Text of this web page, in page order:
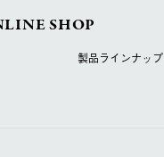
SHOP
製品ラインナップ